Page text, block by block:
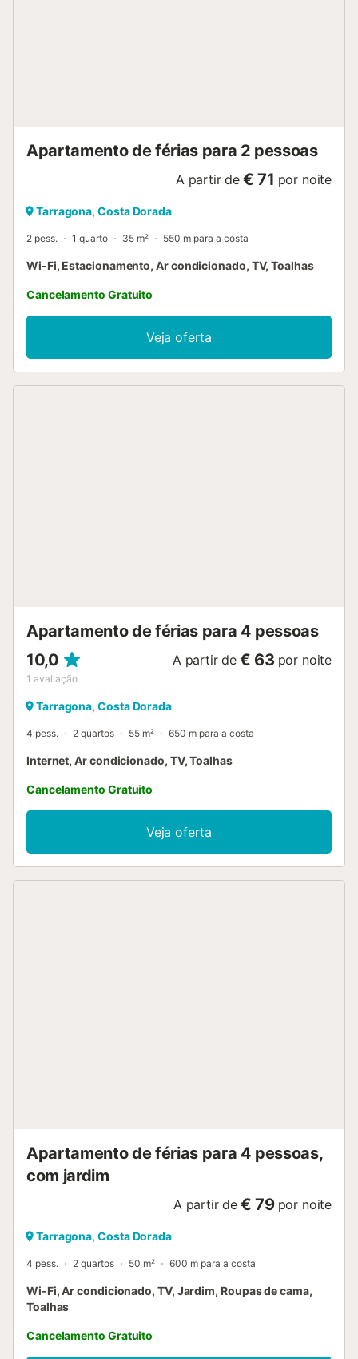
Apartamento de férias para 2 pessoas
A partir de € 71 por noite
Tarragona, Costa Dorada
2 pess. 1 quarto 35 m² 550 m para a costa
Wi-Fi, Estacionamento, Ar condicionado, TV, Toalhas
Cancelamento Gratuito
Veja oferta
Apartamento de férias para 4 pessoas
10,0
1 avaliação
A partir de € 63 por noite
Tarragona, Costa Dorada
4 pess. 2 quartos 55 m² 650 m para a costa
Internet, Ar condicionado, TV, Toalhas
Cancelamento Gratuito
Veja oferta
Apartamento de férias para 4 pessoas,
com jardim
A partir de € 79 por noite
Tarragona, Costa Dorada
4 pess. 2 quartos 50 m² 600 m para a costa
Wi-Fi, Ar condicionado, TV, Jardim, Roupas de cama,
Toalhas
Cancelamento Gratuito